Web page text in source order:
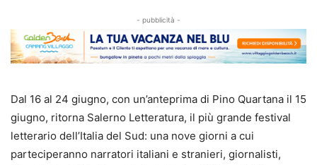
- pubblicità -
Dal 16 al 24 giugno, con un’anteprima di Pino Quartana il 15
giugno, ritorna Salerno Letteratura, il più grande festival
letterario dell’Italia del Sud: una nove giorni a cui
parteciperanno narratori italiani e stranieri, giornalisti,